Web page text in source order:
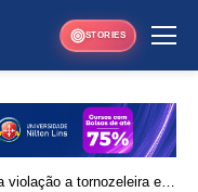
STORIES
violação a tornozeleira e